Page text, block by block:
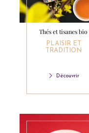
Thés et tisanes bio
PLAISIR ET
TRADITION
Découvrir